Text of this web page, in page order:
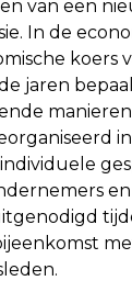
van een
In de
koers
jaren